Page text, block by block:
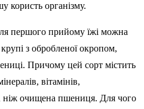
користь організму.
першого прийому їжі можна
з обробленої окропом,
Причому цей сорт містить
вітамінів,
ніж очищена пшениця. Для чого